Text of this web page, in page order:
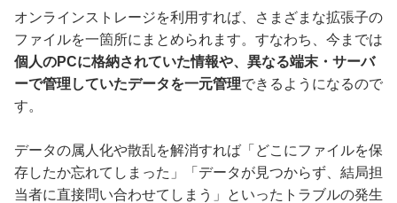
オンラインストレージを利用すれば、さまざまな拡張子の
ファイルを一箇所にまとめられます。すなわち、今までは
個人のPCに格納されていた情報や、異なる端末・サーバ
ーで管理していたデータを一元管理できるようになるので
す。
データの属人化や散乱を解消すれば「どこにファイルを保
存したか忘れてしまった」「データが見つからず、結局担
当者に直接問い合わせてしまう」といったトラブルの発生